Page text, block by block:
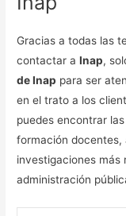
Gracias a todas las
contactar aInap,
de Inap para ser
en el trato a los
puedes encontrar
formación docentes,
investigaciones más
administración